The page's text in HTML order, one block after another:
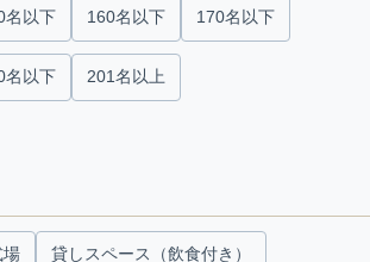
名以下 160名以下 170名以下
名以下 201名以上
場 貸しスペース（飲食付き）